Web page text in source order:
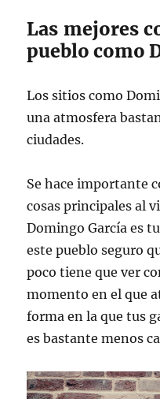
Las mejores
pueblo como
Los sitios como
una atmosfera
ciudades.
Se hace importante
cosas principales al
Domingo García es
este pueblo seguro
poco tiene que ver
momento en el que
forma en la que tus
es bastante menos